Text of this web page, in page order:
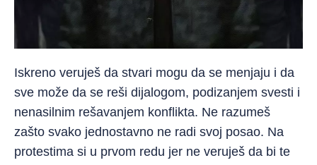
Iskreno veruješ da stvari mogu da se menjaju i da
sve može da se reši dijalogom, podizanjem svesti i
nenasilnim rešavanjem konflikta. Ne razumeš
zašto svako jednostavno ne radi svoj posao. Na
protestima si u prvom redu jer ne veruješ da bi te